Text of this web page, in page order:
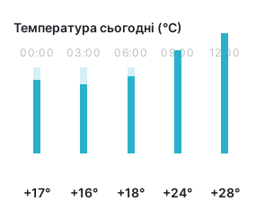
Температура сьогодні (°С)
00:00
+17°
03:00
+16°
06:00
+18°
09:00
+24°
12:00
+28°